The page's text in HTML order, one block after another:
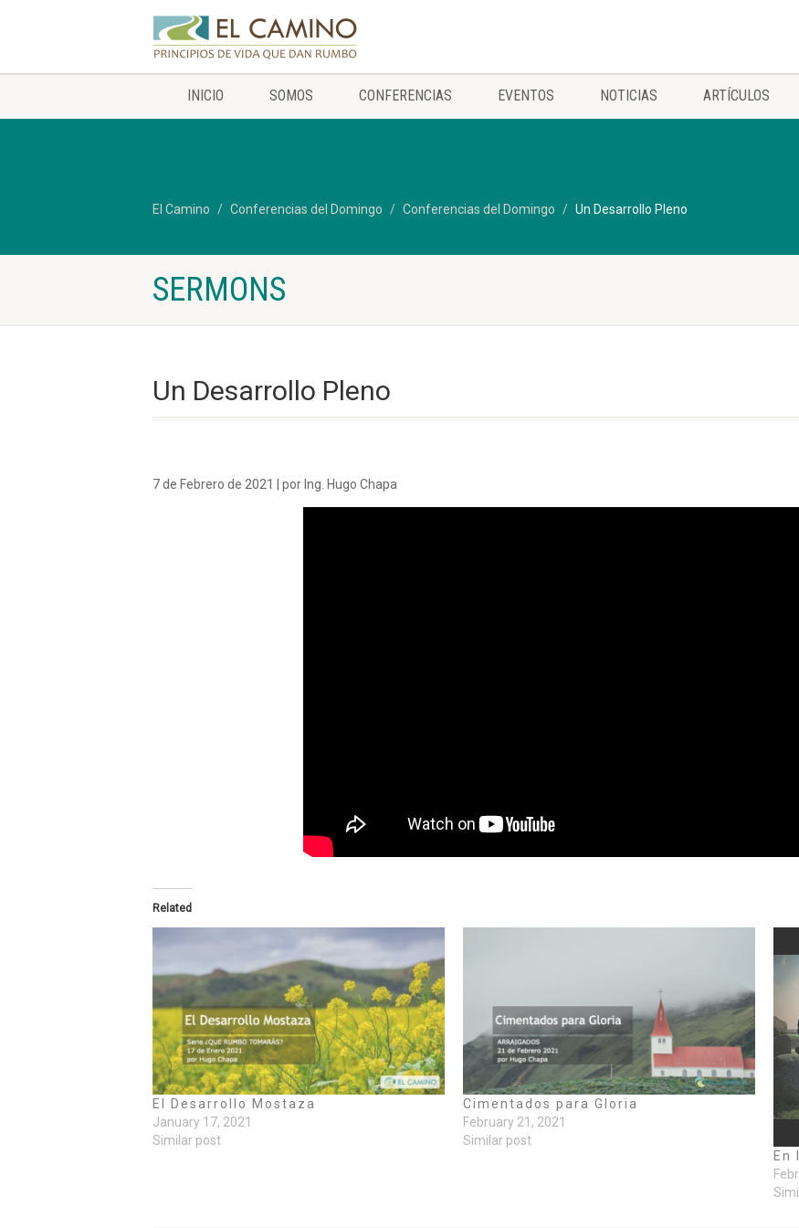
INICIO SOMOS CONFERENCIAS EVENTOS NOTICIAS ARTÍCULOS
El Camino Conferencias del Domingo Conferencias del Domingo Un Desarrollo Pleno
SERMONS
Un Desarrollo Pleno
7 de Febrero de 2021 | por Ing. Hugo Chapa
Related
El Desarrollo Mostaza
January 17, 2021
Similar post
Cimentados para Gloria
February 21, 2021
Similar post
En